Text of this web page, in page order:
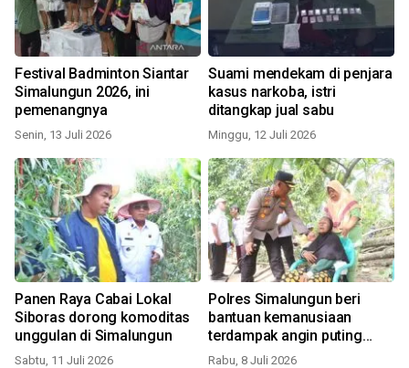
Festival Badminton Siantar
Simalungun 2026, ini
pemenangnya
Senin, 13 Juli 2026
Suami mendekam di penjara
kasus narkoba, istri
ditangkap jual sabu
Minggu, 12 Juli 2026
Panen Raya Cabai Lokal
Siboras dorong komoditas
unggulan di Simalungun
Sabtu, 11 Juli 2026
Polres Simalungun beri
bantuan kemanusiaan
terdampak angin puting
beliung
Rabu, 8 Juli 2026